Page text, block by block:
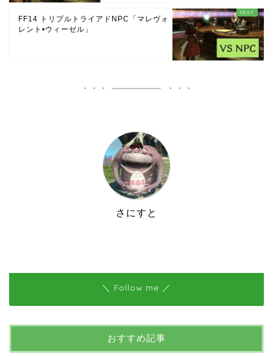
FF14 トリプルトライアドNPC「マレヴォ
レント•ウィーゼル」
さにすと
＼ Follow me ／
おすすめ記事